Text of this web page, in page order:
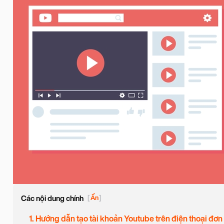
Các nội dung chính [Ẩn]
1. Hướng dẫn tạo tài khoản Youtube trên điện thoại